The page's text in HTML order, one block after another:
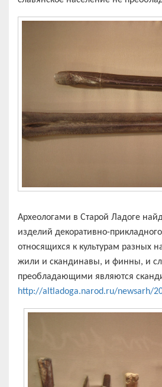
Археологами в Старой Ладоге
изделий декоративно-прикладного
относящихся к культурам разных
жили и скандинавы, и финны, и
преобладающими являются
http://altladoga.narod.ru/newsarh/